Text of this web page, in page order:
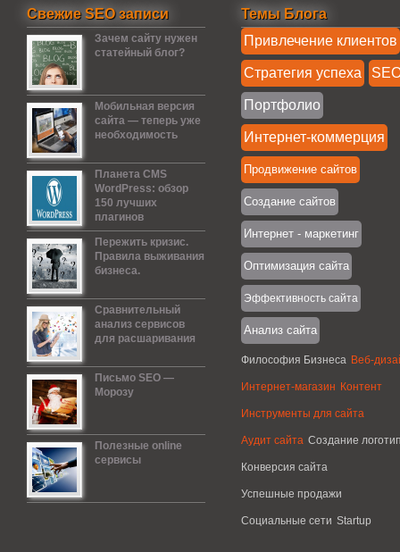
Свежие SEO записи
Зачем сайту нужен
статейный блог?
Мобильная версия
сайта — теперь уже
необходимость
Планета CMS
WordPress: обзор
150 лучших
плагинов
Пережить кризис.
Правила выживания
бизнеса.
Сравнительный
анализ сервисов
для расшаривания
Письмо SEO —
Морозу
Полезные online
сервисы
Темы Блога
Привлечение клиентов
Стратегия успеха
Портфолио
Интернет-коммерция
Продвижение сайтов
Создание сайтов
Интернет - маркетинг
Оптимизация сайта
Эффективность сайта
Анализ сайта
Философия Бизнеса Веб-
Интернет-магазин Контент
Инструменты для сайта
Аудит сайта Создание
Конверсия сайта
Успешные продажи
Социальные сети Startup